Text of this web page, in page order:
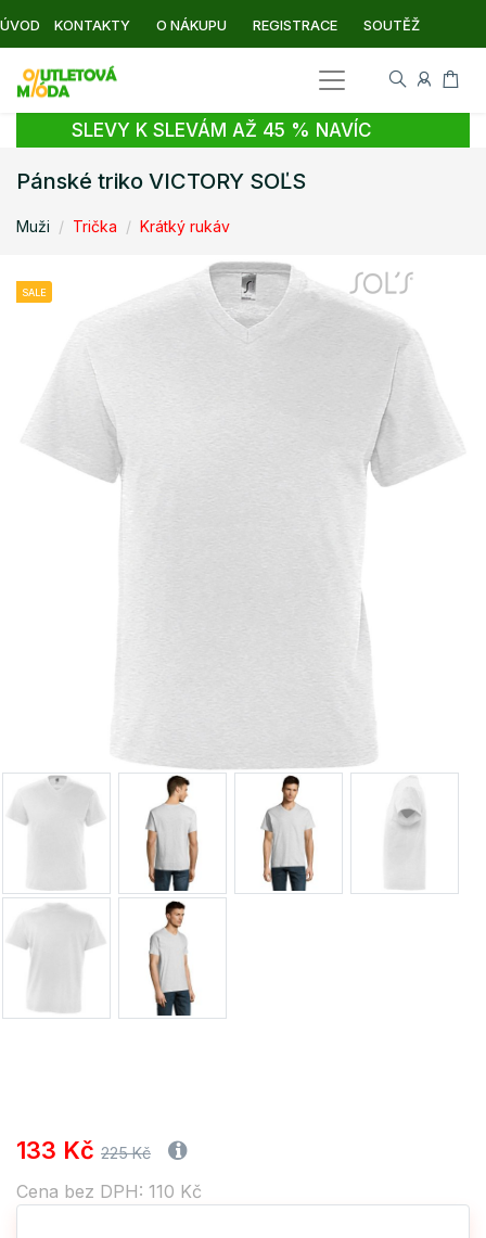
ÚVOD KONTAKTY O NÁKUPU REGISTRACE SOUTĚŽ
SLEVY K SLEVÁM AŽ 45 % NAVÍC
Pánské triko VICTORY SOĽS
Muži Trička Krátký rukáv
SALE
133 Kč 225 Kč
Cena bez DPH: 110 Kč